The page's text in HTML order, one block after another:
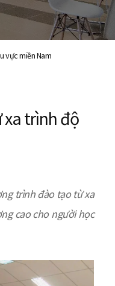
vực miền Nam
xa trình độ
trình đào tạo từ xa
cao cho người học